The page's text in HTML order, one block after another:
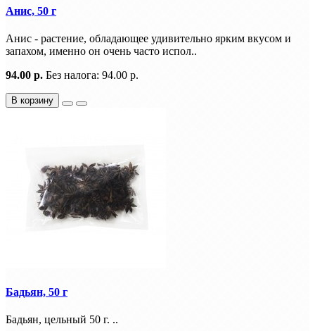
Анис, 50 г
Анис - растение, обладающее удивительно ярким вкусом и
запахом, именно он очень часто испол..
94.00 р. Без налога: 94.00 р.
В корзину
Бадьян, 50 г
Бадьян, цельный 50 г. ..